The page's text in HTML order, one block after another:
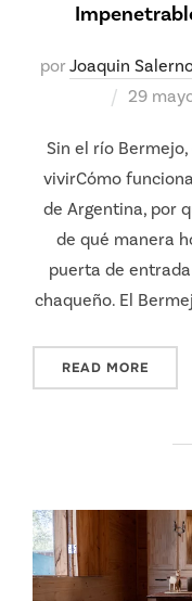
porJoaquin
Posted
29
Sin el río
vivirCómo
de Argentina, por
de qué manera
puerta de
chaqueño. El
READ MORE